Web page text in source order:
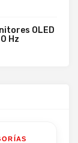
OLED
Hz